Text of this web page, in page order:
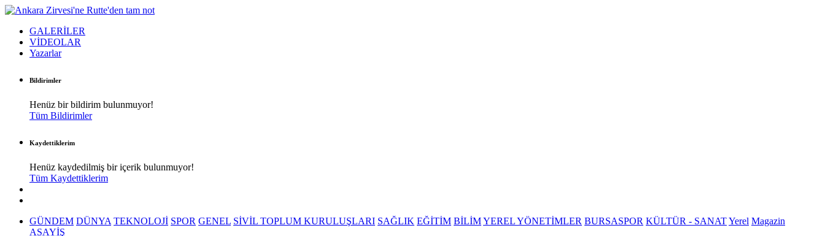
GALERİLER
VİDEOLAR
Yazarlar
Bildirimler
Henüz bir bildirim bulunmuyor!
Tüm Bildirimler
Kaydettiklerim
Henüz kaydedilmiş bir içerik bulunmuyor!
Tüm Kaydettiklerim
GÜNDEM DÜNYA TEKNOLOJİ SPOR GENEL SİVİL TOPLUM KURULUŞLARI SAĞLIK EĞİTİM BİLİMYEREL YÖNETİMLER BURSASPOR KÜLTÜR - SANATYerel Magazin
ASAYİŞ